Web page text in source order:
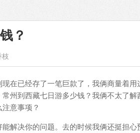
？
枝
在已经存了一笔巨款了，我俩商量着
州到西藏七日游多少钱？我俩不太了
意事项？
解决你的问题。去的时候我俩还挺担